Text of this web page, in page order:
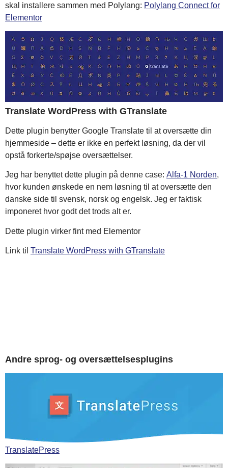
skal installere sammen med Polylang: Polylang Connect for
Elementor
Translate WordPress with GTranslate
Dette plugin benytter Google Translate til at oversætte din
hjemmeside – dette er ikke en perfekt løsning, da der vil
opstå forkerte/spøjse oversættelser.
Jeg har benyttet dette plugin på denne case: Alfa-1 Norden,
hvor kunden ønskede en nem løsning til at oversætte den
danske side til svensk, norsk og engelsk. Jeg er faktisk
imponeret hvor godt det trods alt er.
Dette plugin virker fint med Elementor
Link til Translate WordPress with GTranslate
Andre sprog- og oversættelsesplugins
TranslatePress